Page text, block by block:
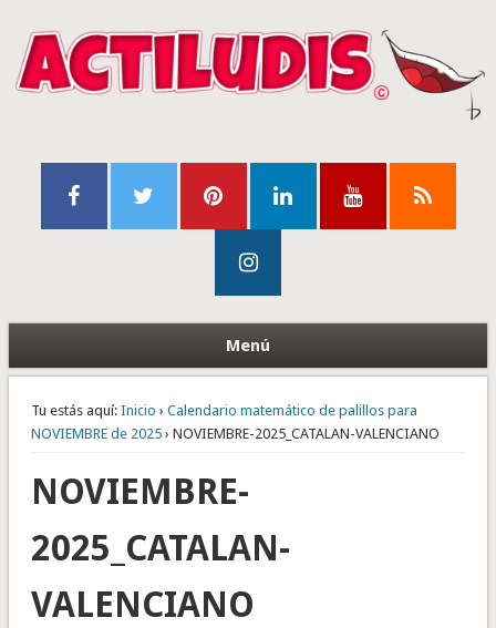
Menú
Tu estás aquí: Inicio › Calendario matemático de palillos para
NOVIEMBRE de 2025› NOVIEMBRE-2025_CATALAN-VALENCIANO
NOVIEMBRE-
2025_CATALAN-
VALENCIANO